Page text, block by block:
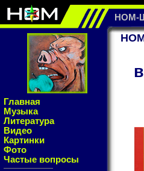
НОМ-
Главная
Музыка
Литература
Видео
Картинки
Фото
Частые вопросы